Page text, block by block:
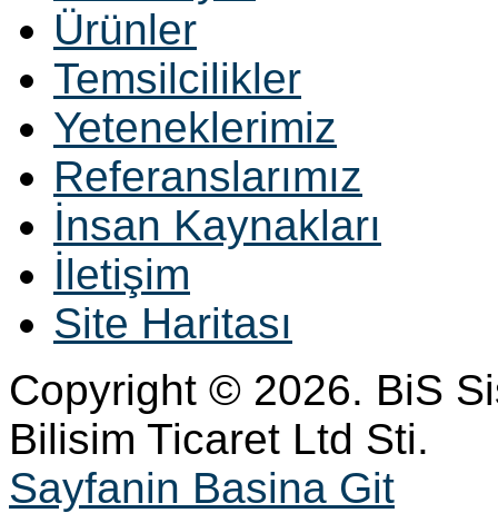
Ürünler
Temsilcilikler
Yeteneklerimiz
Referanslarımız
İnsan Kaynakları
İletişim
Site Haritası
Copyright © 2026. BiS
Bilisim Ticaret Ltd Sti.
Sayfanin Basina Git